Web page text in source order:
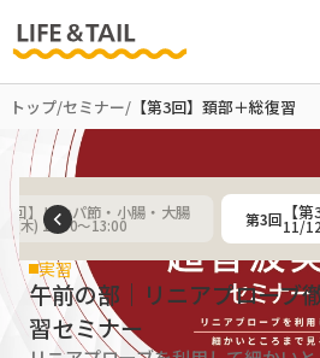
トップ/セミナー/ 【第3回】頚部＋総復習
2回】リンパ節・小腸・大腸
(木) 10:00〜13:00 第3回 【
11/
実習
午前の部｜リニアプローブ
習セミナー